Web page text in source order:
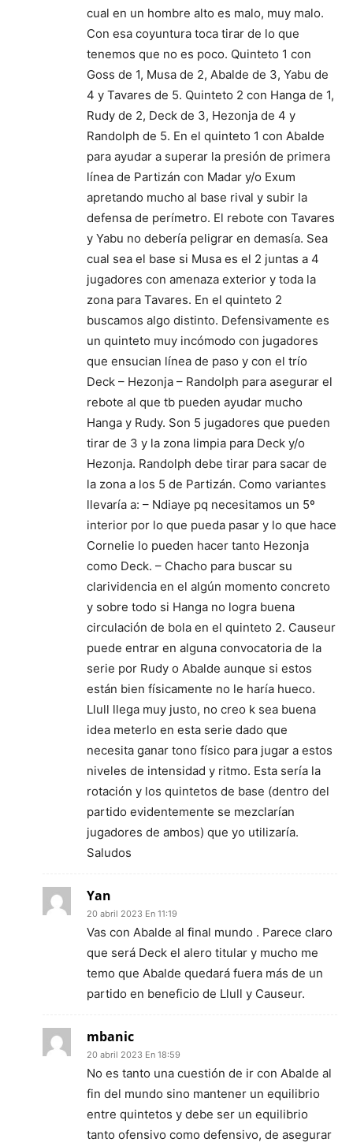
cual en un hombre alto es malo, muy malo.
Con esa coyuntura toca tirar de lo que
tenemos que no es poco. Quinteto 1 con
Goss de 1, Musa de 2, Abalde de 3, Yabu de
4 y Tavares de 5. Quinteto 2 con Hanga de 1,
Rudy de 2, Deck de 3, Hezonja de 4 y
Randolph de 5. En el quinteto 1 con Abalde
para ayudar a superar la presión de primera
línea de Partizán con Madar y/o Exum
apretando mucho al base rival y subir la
defensa de perímetro. El rebote con Tavares
y Yabu no debería peligrar en demasía. Sea
cual sea el base si Musa es el 2 juntas a 4
jugadores con amenaza exterior y toda la
zona para Tavares. En el quinteto 2
buscamos algo distinto. Defensivamente es
un quinteto muy incómodo con jugadores
que ensucian línea de paso y con el trío
Deck – Hezonja – Randolph para asegurar el
rebote al que tb pueden ayudar mucho
Hanga y Rudy. Son 5 jugadores que pueden
tirar de 3 y la zona limpia para Deck y/o
Hezonja. Randolph debe tirar para sacar de
la zona a los 5 de Partizán. Como variantes
llevaría a: – Ndiaye pq necesitamos un 5º
interior por lo que pueda pasar y lo que hace
Cornelie lo pueden hacer tanto Hezonja
como Deck. – Chacho para buscar su
clarividencia en el algún momento concreto
y sobre todo si Hanga no logra buena
circulación de bola en el quinteto 2. Causeur
puede entrar en alguna convocatoria de la
serie por Rudy o Abalde aunque si estos
están bien físicamente no le haría hueco.
Llull llega muy justo, no creo k sea buena
idea meterlo en esta serie dado que
necesita ganar tono físico para jugar a estos
niveles de intensidad y ritmo. Esta sería la
rotación y los quintetos de base (dentro del
partido evidentemente se mezclarían
jugadores de ambos) que yo utilizaría.
Saludos
Yan
20 abril 2023 En 11:19
Vas con Abalde al final mundo . Parece claro
que será Deck el alero titular y mucho me
temo que Abalde quedará fuera más de un
partido en beneficio de Llull y Causeur.
mbanic
20 abril 2023 En 18:59
No es tanto una cuestión de ir con Abalde al
fin del mundo sino mantener un equilibrio
entre quintetos y debe ser un equilibrio
tanto ofensivo como defensivo, de asegurar